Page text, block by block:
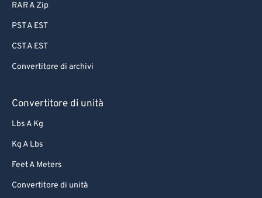
RAR A Zip
PST A EST
CST A EST
Convertitore di archivi
Convertitore di unità
Lbs A Kg
Kg A Lbs
Feet A Meters
Convertitore di unità